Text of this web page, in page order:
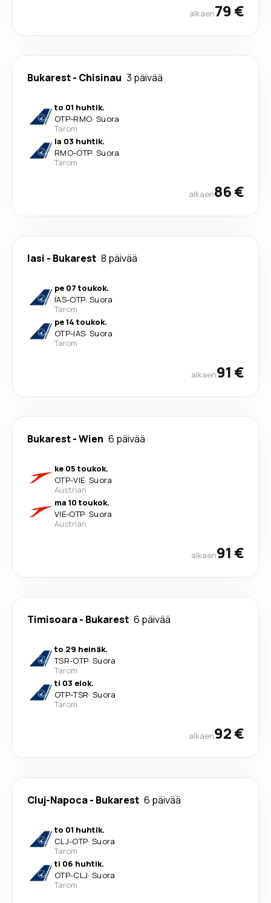
alkaen79 €
Bukarest- Chisinau 3 päivää
to 01 huhtik.
OTP-RMO· Suora
Tarom
la 03 huhtik.
RMO-OTP· Suora
Tarom
alkaen86 €
Iasi - Bukarest 8 päivää
pe 07 toukok.
IAS-OTP· Suora
Tarom
pe 14 toukok.
OTP-IAS· Suora
Tarom
alkaen91 €
Bukarest-Wien 6 päivää
ke 05 toukok.
OTP-VIE· Suora
Austrian
ma 10 toukok.
VIE-OTP· Suora
Austrian
alkaen91 €
Timisoara- Bukarest 6 päivää
to 29 heinäk.
TSR-OTP· Suora
Tarom
ti 03 elok.
OTP-TSR· Suora
Tarom
alkaen92 €
Cluj-Napoca- Bukarest 6 päivää
to 01 huhtik.
CLJ-OTP· Suora
Tarom
ti 06 huhtik.
OTP-CLJ· Suora
Tarom